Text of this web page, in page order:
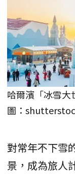
哈爾濱「冰雪
圖：
對常年不下雪
景，成為旅人